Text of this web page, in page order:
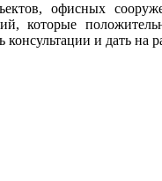
офисных
которые
и дать на